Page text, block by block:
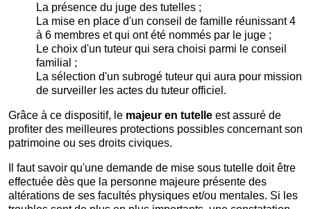
La présence du juge des tutelles ;
La mise en place d'un conseil de famille réunissant 4
à 6 membres et qui ont été nommés par le juge ;
Le choix d'un tuteur qui sera choisi parmi le conseil
familial ;
La sélection d'un subrogé tuteur qui aura pour mission
de surveiller les actes du tuteur officiel.
Grâce à ce dispositif, le majeur en tutelle est assuré de
profiter des meilleures protections possibles concernant son
patrimoine ou ses droits civiques.
Il faut savoir qu'une demande de mise sous tutelle doit être
effectuée dès que la personne majeure présente des
altérations de ses facultés physiques et/ou mentales. Si les